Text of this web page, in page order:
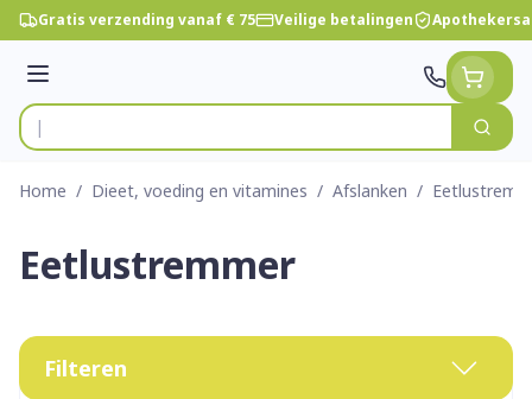
Ga naar de inhoud
Gratis verzending vanaf € 75 Veilige betalingen
Menu
Product, merk, categorie...
Zoek
Home / Dieet, voeding en vitamines / Afslanken /
Eetlustremmer
Filteren